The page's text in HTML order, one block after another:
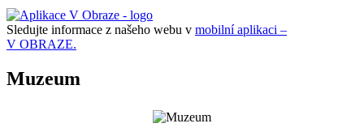
Sledujte informace z našeho webu v mobilní aplikaci –
V OBRAZE.
Muzeum